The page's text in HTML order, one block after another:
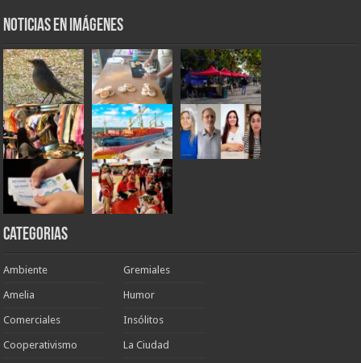
Noticias en Imágenes
Categorias
Ambiente
Amelia
Comerciales
Cooperativismo
Gremiales
Humor
Insólitos
La Ciudad